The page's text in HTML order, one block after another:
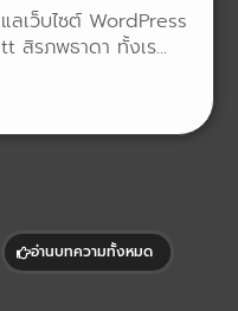
เว็บไซต์ WordPress
สิรภพธาดา ทั้งเร...
อ่านบทความทั้งหมด